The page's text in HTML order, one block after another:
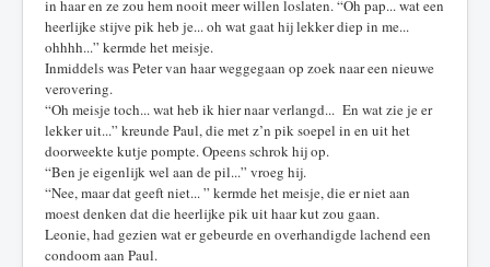
in haar en ze zou hem nooit meer willen loslaten. “Oh pap... wat een
heerlijke stijve pik heb je... oh wat gaat hij lekker diep in me...
ohhhh...” kermde het meisje.
Inmiddels was Peter van haar weggegaan op zoek naar een nieuwe
verovering.
“Oh meisje toch... wat heb ik hier naar verlangd... En wat zie je er
lekker uit...” kreunde Paul, die met z’n pik soepel in en uit het
doorweekte kutje pompte. Opeens schrok hij op.
“Ben je eigenlijk wel aan de pil...” vroeg hij.
“Nee, maar dat geeft niet... ” kermde het meisje, die er niet aan
moest denken dat die heerlijke pik uit haar kut zou gaan.
Leonie, had gezien wat er gebeurde en overhandigde lachend een
condoom aan Paul.